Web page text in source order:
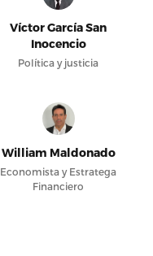
Víctor García San
Inocencio
Política y justicia
William Maldonado
Economista y Estratega
Financiero